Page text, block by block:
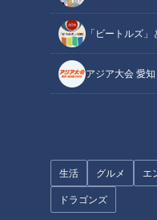
「ビートルズ」
アジア大会 愛
生活 グルメ エ
ドラゴンズ
たっくー＆ナナフシギのツイ
跡！都市伝説 #6
たっくー＆ナナフシギのツイ